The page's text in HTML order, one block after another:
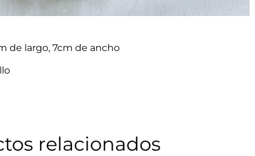
de largo, 7cm de ancho
relacionados